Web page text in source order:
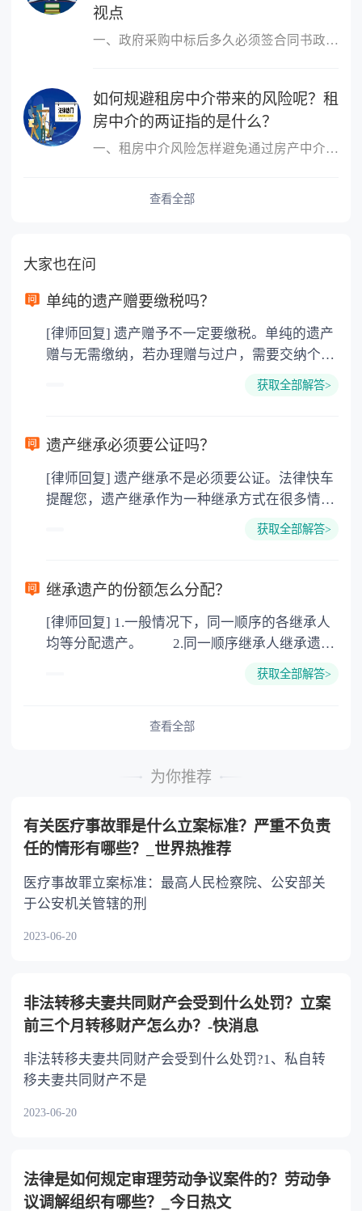
视点
一、政府采购中标后多久必须签合同书政府采购中标后必须签合同书的
如何规避租房中介带来的风险呢？租
房中介的两证指的是什么？
一、租房中介风险怎样避免通过房产中介租房、买房而受骗上当的事例
查看全部
大家也在问
单纯的遗产赠要缴税吗？
[律师回复] 遗产赠予不一定要缴税。单纯的遗产
赠与无需缴纳，若办理赠与过户，需要交纳个人
所得税、契税和公证费。赠与过户是没有增值税
要缴纳公证费，具体如下： 1. 公证费：按房
3. 印花税：按房屋评估价的0.05%缴纳 4. 土
地增值税：按房价1%缴纳 5. 房屋产权登记费：
获取全部解答>
遗产继承必须要公证吗？
[律师回复] 遗产继承不是必须要公证。法律快车
提醒您，遗产继承作为一种继承方式在很多情况
下都是不需要公证的，当然，如果需要公正的也
以防对财产继承发生纠纷，可以对遗产继承进行
公证。
获取全部解答>
继承遗产的份额怎么分配？
[律师回复] 1.一般情况下，同一顺序的各继承人
均等分配遗产。 2.同一顺序继承人继承遗产
或者与被继承人共同生活的继承人，分配遗产
的继承人，不尽扶养义务的，分配遗产时，应当
获取全部解答>
查看全部
为你推荐
有关医疗事故罪是什么立案标准？严重不负责
任的情形有哪些？_世界热推荐
医疗事故罪立案标准：最高人民检察院、公安部关
于公安机关管辖的刑
2023-06-20
非法转移夫妻共同财产会受到什么处罚？立案
前三个月转移财产怎么办？-快消息
非法转移夫妻共同财产会受到什么处罚?1、私自转
移夫妻共同财产不是
2023-06-20
法律是如何规定审理劳动争议案件的？劳动争
议调解组织有哪些？_今日热文